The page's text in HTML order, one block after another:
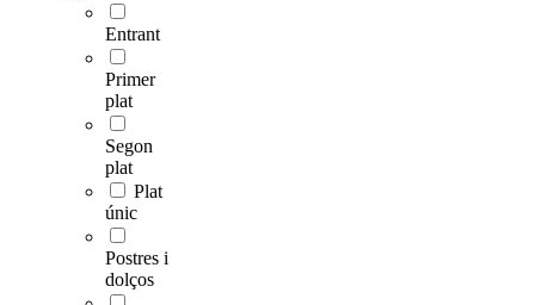
Entrant
Primer
plat
Segon
plat
Plat
únic
Postres i
dolços